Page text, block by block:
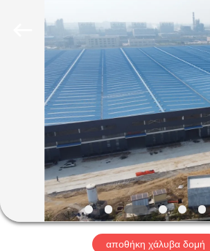
ΣΠΊΤΙ
ΠΡΟΪΌΝΤΑ
ΒΊΝΤΕΟ
ΕΜΦΆΝΙΣΗ
VR
αποθήκη χάλυβα δομή